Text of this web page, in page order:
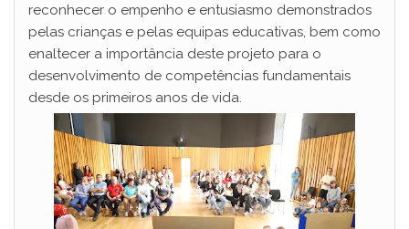
reconhecer o empenho e entusiasmo demonstrados
pelas crianças e pelas equipas educativas, bem como
enaltecer a importância deste projeto para o
desenvolvimento de competências fundamentais
desde os primeiros anos de vida.